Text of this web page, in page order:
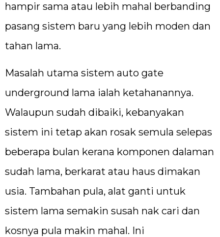
hampir sama atau lebih mahal berbanding
pasang sistem baru yang lebih moden dan
tahan lama.
Masalah utama sistem auto gate
underground lama ialah ketahanannya.
Walaupun sudah dibaiki, kebanyakan
sistem ini tetap akan rosak semula selepas
beberapa bulan kerana komponen dalaman
sudah lama, berkarat atau haus dimakan
usia. Tambahan pula, alat ganti untuk
sistem lama semakin susah nak cari dan
kosnya pula makin mahal. Ini